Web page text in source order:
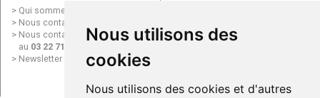
Nous utilisons des
cookies
Nous utilisons des cookies et d'autres
Qui sommes nous ?
Nous contacter par e-mail
Nous contacter par téléphone
au 03 22 71 64 10
Newsletter
Mentions légales
Données personnelles
ligne